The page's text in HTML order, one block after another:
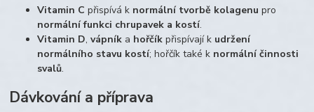
Vitamin C přispívá k normální tvorbě kolagenu pro
normální funkci chrupavek a kostí.
Vitamin D,vápník a hořčík přispívají k udržení
normálního stavu kostí; hořčík také k normální činnosti
svalů.
Dávkování a příprava